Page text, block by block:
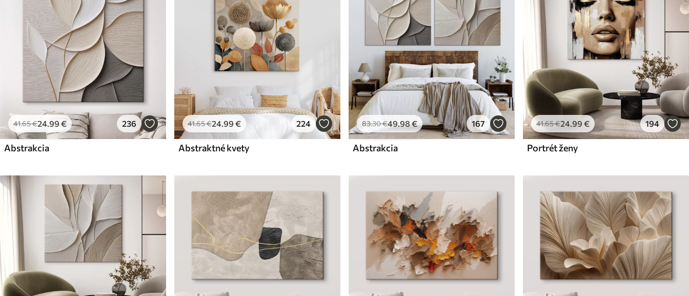
✗ Povrch podobný plátnu
✗ Ekologický materiál
Povrch podobný plátnu
Ekologický materiál
✓Povrch podobný plátnu
✓Ekologický materiál
41.65€24.99 € 236
Abstrakcia
41.65€24.99 € 224
Abstraktné kvety
83.30€49.98€ 167
Abstrakcia
41.65€24.99 € 194
Portrét ženy